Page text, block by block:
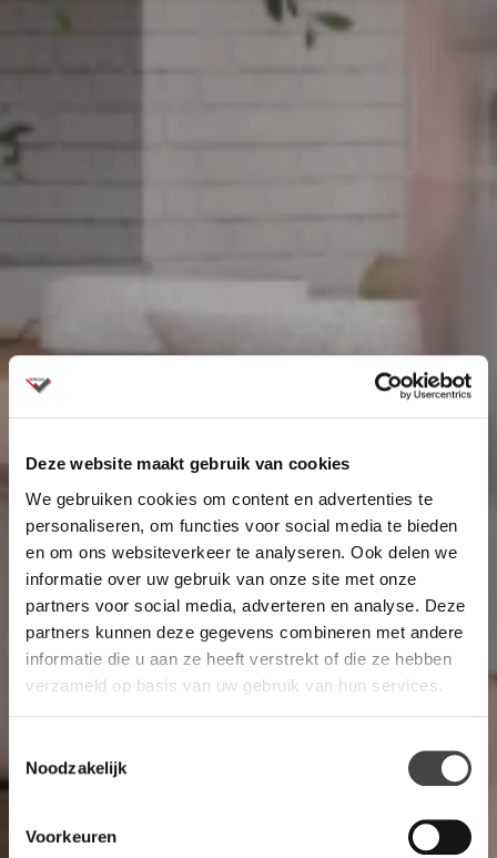
Deze website maakt gebruik van cookies
We gebruiken cookies om content en advertenties te
personaliseren, om functies voor social media te bieden
en om ons websiteverkeer te analyseren. Ook delen we
informatie over uw gebruik van onze site met onze
partners voor social media, adverteren en analyse. Deze
partners kunnen deze gegevens combineren met andere
informatie die u aan ze heeft verstrekt of die ze hebben
verzameld op basis van uw gebruik van hun services.
Noodzakelijk
Voorkeuren